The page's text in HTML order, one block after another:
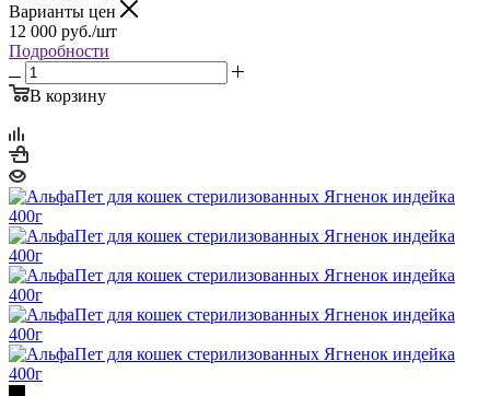
Варианты цен
12 000 руб./шт
Подробности
В корзину